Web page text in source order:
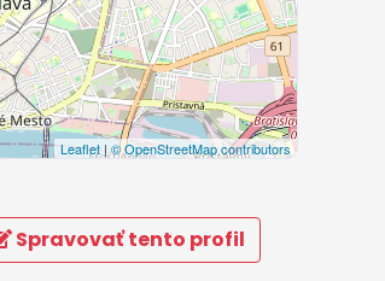
Leaflet | © OpenStreetMap contributors
Spravovať tento profil